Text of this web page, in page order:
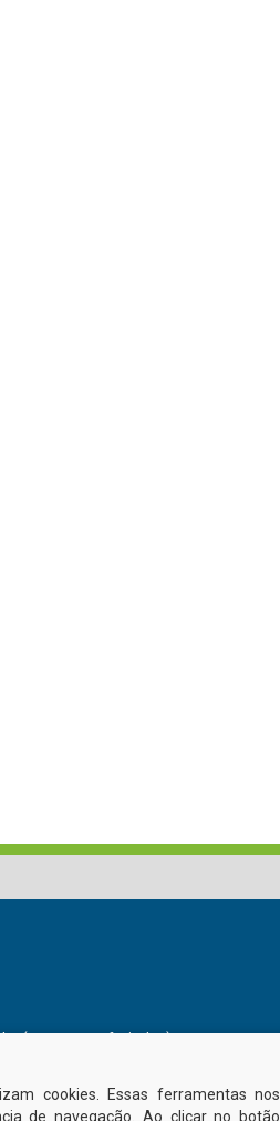
(exceto nos feriados)
cookies. Essas ferramentas nos
de navegação. Ao clicar no botão